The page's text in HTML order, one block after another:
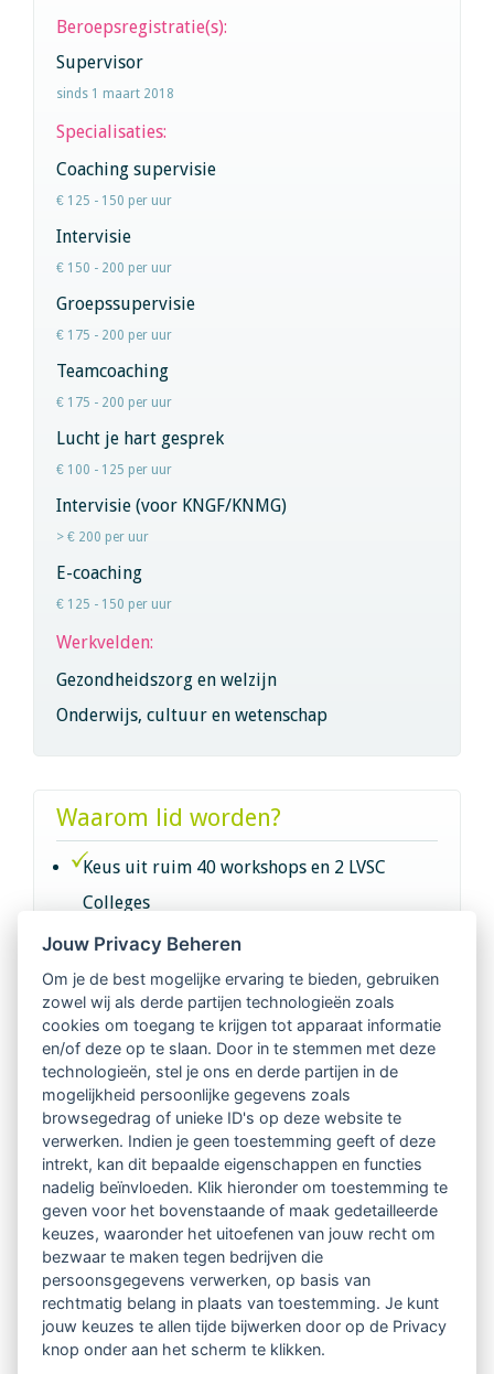
Beroepsregistratie(s):
Supervisor
sinds 1 maart 2018
Specialisaties:
Coaching supervisie
€ 125 - 150 per uur
Intervisie
€ 150 - 200 per uur
Groepssupervisie
€ 175 - 200 per uur
Teamcoaching
€ 175 - 200 per uur
Lucht je hart gesprek
€ 100 - 125 per uur
Intervisie (voor KNGF/KNMG)
> € 200 per uur
E-coaching
€ 125 - 150 per uur
Werkvelden:
Gezondheidszorg en welzijn
Onderwijs, cultuur en wetenschap
Waarom lid worden?
Keus uit ruim 40 workshops en 2 LVSC
Colleges
Intervisie met geregistreerde vakgenoten
Netwerk van 2100 professionals in 14
regio's
Vindbaar voor opdrachtgevers
Tijdschrift voor
Begeleidingskunde & kennisbank
Beroepsregistratie (LVSC keurmerk)
Lid worden van LVSC
Jouw Privacy Beheren
Om je de best mogelijke ervaring te bieden, gebruiken
zowel wij als derde partijen technologieën zoals
cookies om toegang te krijgen tot apparaat informatie
en/of deze op te slaan. Door in te stemmen met deze
technologieën, stel je ons en derde partijen in de
mogelijkheid persoonlijke gegevens zoals
browsegedrag of unieke ID's op deze website te
verwerken. Indien je geen toestemming geeft of deze
intrekt, kan dit bepaalde eigenschappen en functies
nadelig beïnvloeden. Klik hieronder om toestemming te
geven voor het bovenstaande of maak gedetailleerde
keuzes, waaronder het uitoefenen van jouw recht om
bezwaar te maken tegen bedrijven die
persoonsgegevens verwerken, op basis van
rechtmatig belang in plaats van toestemming. Je kunt
jouw keuzes te allen tijde bijwerken door op de Privacy
knop onder aan het scherm te klikken.